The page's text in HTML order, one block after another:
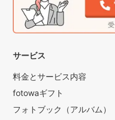
サービス
料金とサービス内容
fotowaギフト
フォトブック（アルバム）